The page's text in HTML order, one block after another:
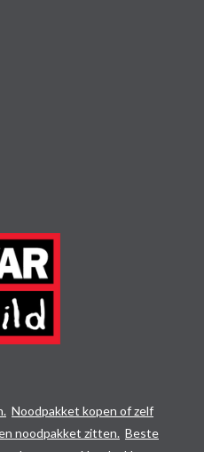
Noodpakket kopen of zelf
noodpakket zitten. Beste